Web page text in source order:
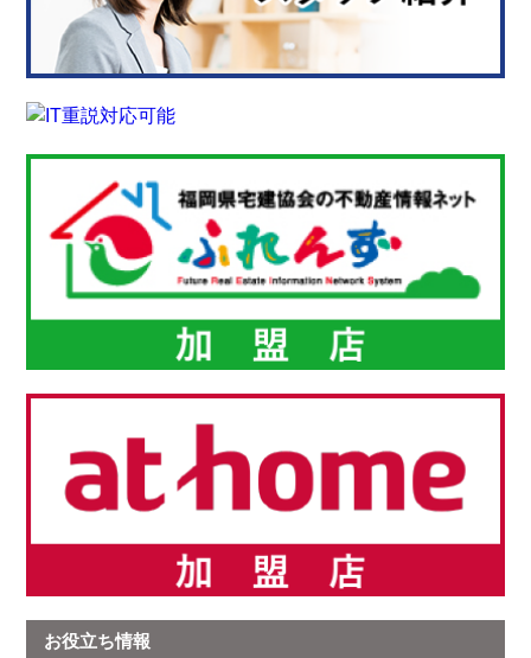
お役立ち情報